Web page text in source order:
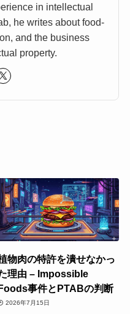
in intellectual
he writes about food-
and the business
property.
物肉の特許を潰せなかっ
理由 – Impossible
事件とPTABの判断
2026年7月15日